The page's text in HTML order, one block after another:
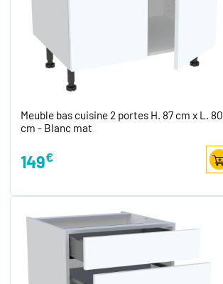
Meuble bas cuisine 2 portes H. 87 cm x L. 80
cm - Blanc mat
149€